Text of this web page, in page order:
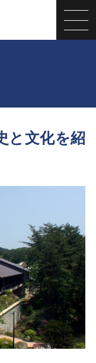
と文化を紹